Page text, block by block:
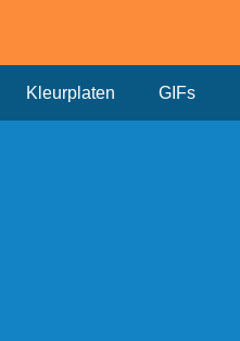
Kleurplaten GIFs